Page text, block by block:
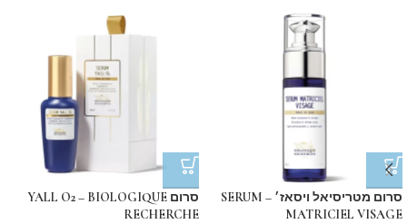
סרום מטריסיאל ויסאז׳ – SERUM
MATRICIEL VISAGE
סרום YALL O2 – BIOLOGIQUE
RECHERCHE